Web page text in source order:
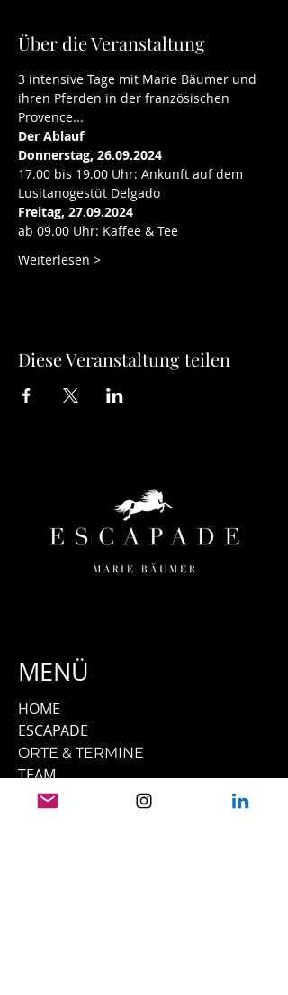
Über die Veranstaltung
3 intensive Tage mit Marie Bäumer und
ihren Pferden in der französischen
Provence...
Der Ablauf
Donnerstag, 26.09.2024
17.00 bis 19.00 Uhr: Ankunft auf dem
Lusitanogestüt Delgado
Freitag, 27.09.2024
ab 09.00 Uhr: Kaffee & Tee
Weiterlesen >
Diese Veranstaltung teilen
MENÜ
HOME
ESCAPADE
ORTE & TERMINE
TEAM
UNSERE PFERDE